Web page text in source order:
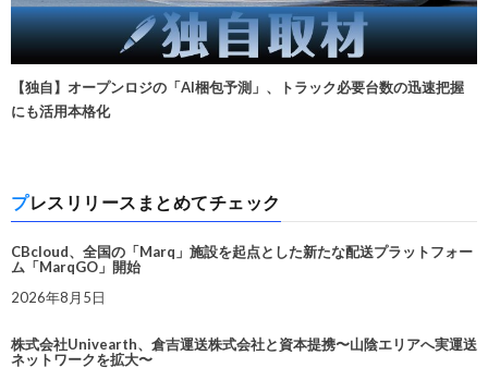
【独自】オープンロジの「AI梱包予測」、トラック必要台数の迅速把握
にも活用本格化
プレスリリースまとめてチェック
CBcloud、全国の「Marq」施設を起点とした新たな配送プラットフォー
ム「MarqGO」開始
2026年8月5日
株式会社Univearth、倉吉運送株式会社と資本提携〜山陰エリアへ実運送
ネットワークを拡大〜